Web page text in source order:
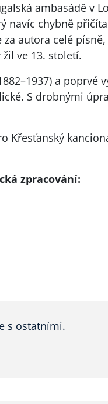
ambasádě v
navíc chybně
autora celé
ve 13. století.
a poprvé
S drobnými
Křesťanský
zpracování:
s ostatními.